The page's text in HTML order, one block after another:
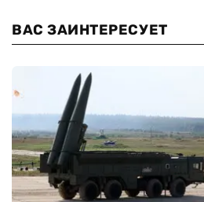
ВАС ЗАИНТЕРЕСУЕТ